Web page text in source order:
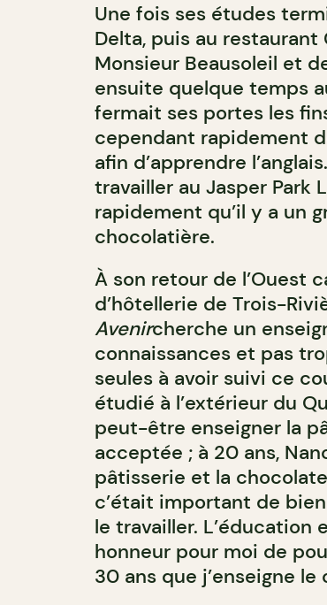
Une fois ses études
Delta, puis au
Monsieur Beausoleil et
ensuite quelque temps
fermait ses portes les
cependant rapidement
afin d’apprendre
travailler au Jasper Park
rapidement qu’il y a un
chocolatière.
À son retour de l’Ouest
d’hôtellerie de Trois-
Avenircherche un
connaissances et pas
seules à avoir suivi ce
étudié à l’extérieur du
peut-être enseigner la
acceptée ; à 20 ans,
pâtisserie et la
c’était important de
le travailler. L’éducation
honneur pour moi de
30 ans que j’enseigne le